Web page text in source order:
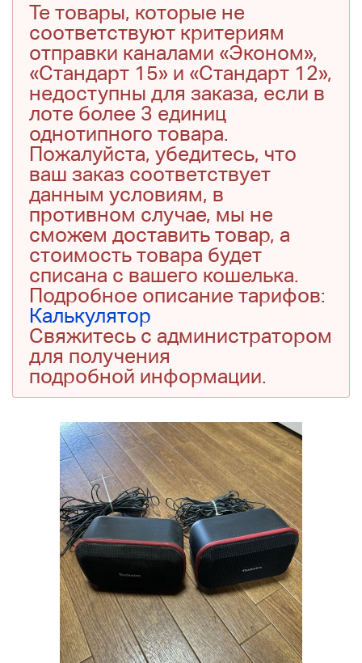
Те товары, которые не
соответствуют критериям
отправки каналами «Эконом»,
«Стандарт 15» и «Стандарт 12»,
недоступны для заказа, если в
лоте более 3 единиц
однотипного товара.
Пожалуйста, убедитесь, что
ваш заказ соответствует
данным условиям, в
противном случае, мы не
сможем доставить товар, а
стоимость товара будет
списана с вашего кошелька.
Подробное описание тарифов:
Калькулятор
Свяжитесь с администратором
для получения
подробной информации.